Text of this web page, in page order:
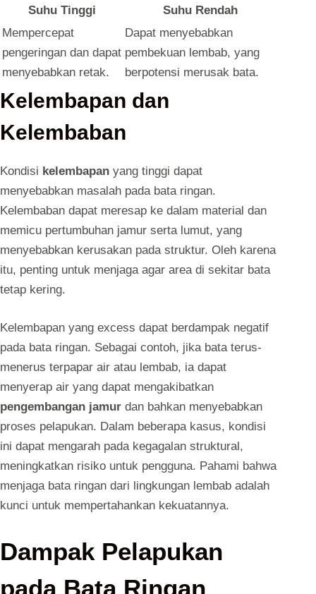
Suhu Tinggi
Suhu Rendah
Mempercepat
pengeringan dan dapat
menyebabkan retak.
Dapat menyebabkan
pembekuan lembab, yang
berpotensi merusak bata.
Kelembapan dan
Kelembaban
Kondisi kelembapan yang tinggi dapat
menyebabkan masalah pada bata ringan.
Kelembaban dapat meresap ke dalam material dan
memicu pertumbuhan jamur serta lumut, yang
menyebabkan kerusakan pada struktur. Oleh karena
itu, penting untuk menjaga agar area di sekitar bata
tetap kering.
Kelembapan yang excess dapat berdampak negatif
pada bata ringan. Sebagai contoh, jika bata terus-
menerus terpapar air atau lembab, ia dapat
menyerap air yang dapat mengakibatkan
pengembangan jamur dan bahkan menyebabkan
proses pelapukan. Dalam beberapa kasus, kondisi
ini dapat mengarah pada kegagalan struktural,
meningkatkan risiko untuk pengguna. Pahami bahwa
menjaga bata ringan dari lingkungan lembab adalah
kunci untuk mempertahankan kekuatannya.
Dampak Pelapukan
pada Bata Ringan